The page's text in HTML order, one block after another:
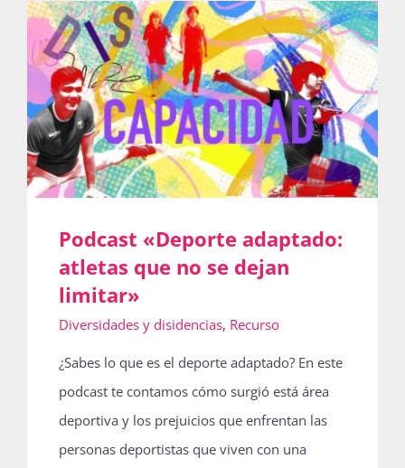
Actividades
La Boletina
Súmate
Publicaciones
Podcast «Deporte adaptado:
atletas que no se dejan
limitar»
Diversidades y disidencias, Recurso
¿Sabes lo que es el deporte adaptado? En este
podcast te contamos cómo surgió está área
deportiva y los prejuicios que enfrentan las
personas deportistas que viven con una